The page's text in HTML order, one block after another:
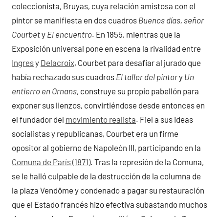
coleccionista, Bruyas, cuya relación amistosa con el
pintor se manifiesta en dos cuadros Buenos días, señor
Courbety El encuentro. En 1855, mientras que la
Exposición universal pone en escena la rivalidad entre
Ingresy Delacroix, Courbet para desafiar al jurado que
había rechazado sus cuadros El taller del pintory Un
entierro en Ornans, construye su propio pabellón para
exponer sus lienzos, convirtiéndose desde entonces en
el fundador del movimiento realista. Fiel a sus ideas
socialistas y republicanas, Courbet era un firme
opositor al gobierno de Napoleón III, participando en la
Comuna de París (1871). Tras la represión de la Comuna,
se le halló culpable de la destrucción de la columna de
la plaza Vendôme y condenado a pagar su restauración
que el Estado francés hizo efectiva subastando muchos